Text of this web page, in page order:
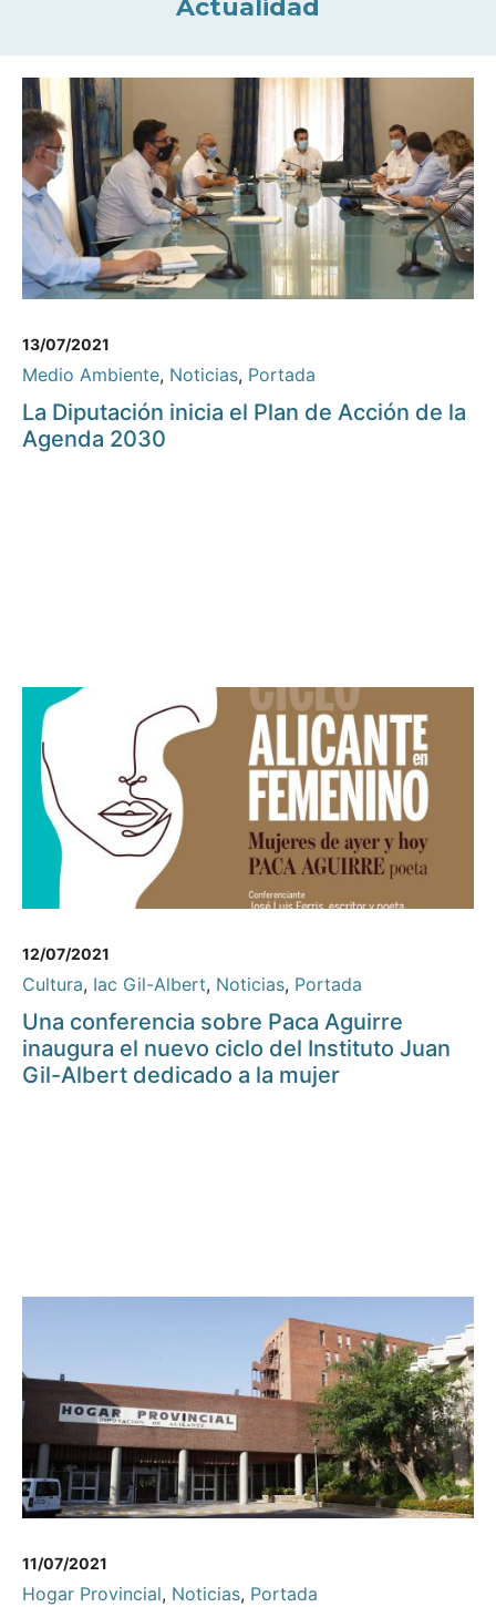
Actualidad
13/07/2021
Medio Ambiente, Noticias, Portada
La Diputación inicia el Plan de Acción de la
Agenda 2030
12/07/2021
Cultura, Iac Gil-Albert, Noticias, Portada
Una conferencia sobre Paca Aguirre
inaugura el nuevo ciclo del Instituto Juan
Gil-Albert dedicado a la mujer
11/07/2021
Hogar Provincial, Noticias, Portada